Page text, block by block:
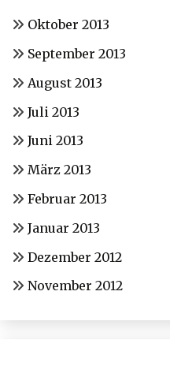
Oktober 2013
September 2013
August 2013
Juli 2013
Juni 2013
März 2013
Februar 2013
Januar 2013
Dezember 2012
November 2012